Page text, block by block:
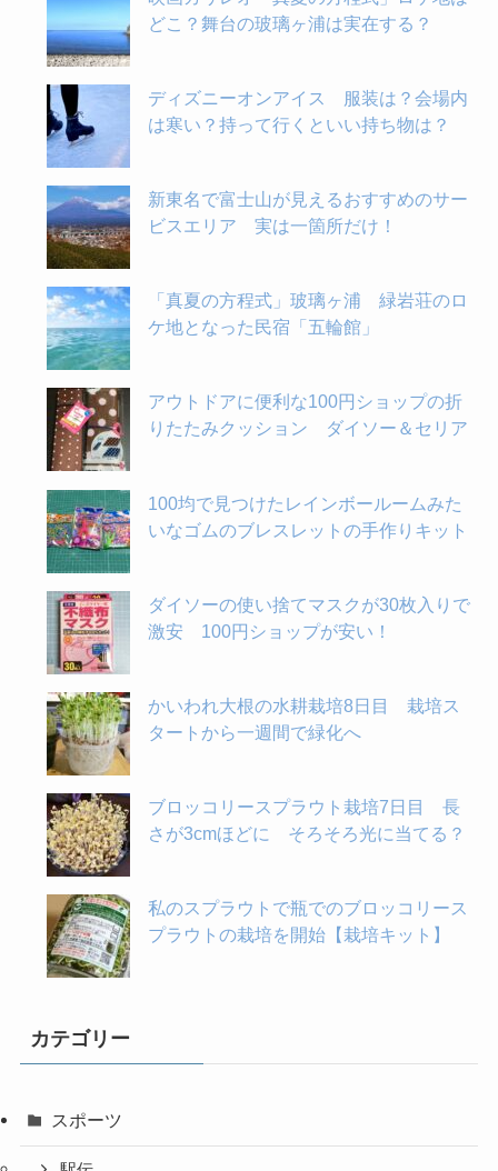
どこ？舞台の玻璃ヶ浦は実在する？
ディズニーオンアイス 服装は？会場内
は寒い？持って行くといい持ち物は？
新東名で富士山が見えるおすすめのサー
ビスエリア 実は一箇所だけ！
「真夏の方程式」玻璃ヶ浦 緑岩荘のロ
ケ地となった民宿「五輪館」
アウトドアに便利な100円ショップの折
りたたみクッション ダイソー＆セリア
100均で見つけたレインボールームみた
いなゴムのブレスレットの手作りキット
ダイソーの使い捨てマスクが30枚入りで
激安 100円ショップが安い！
かいわれ大根の水耕栽培8日目 栽培ス
タートから一週間で緑化へ
ブロッコリースプラウト栽培7日目 長
さが3cmほどに そろそろ光に当てる？
私のスプラウトで瓶でのブロッコリース
プラウトの栽培を開始【栽培キット】
カテゴリー
スポーツ